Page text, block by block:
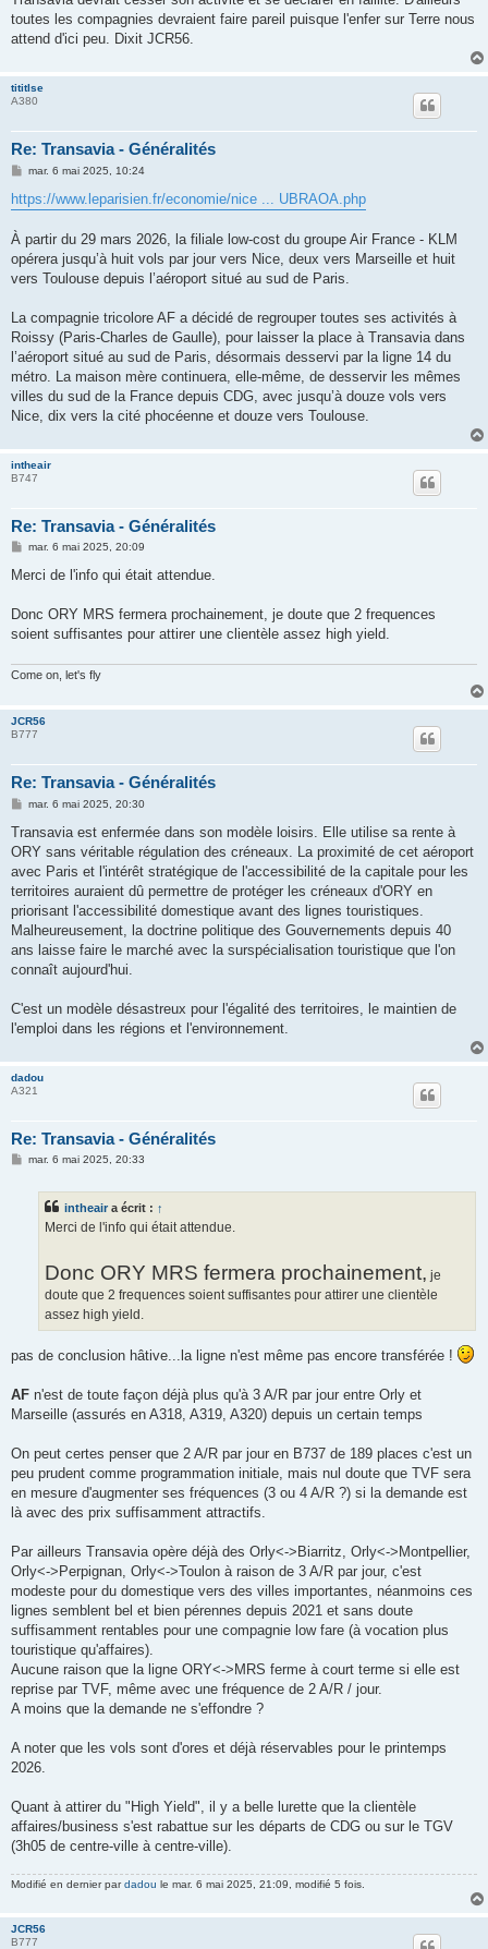
toutes les compagnies devraient faire pareil puisque l'enfer sur Terre nous
attend d'ici peu. Dixit JCR56.
tititlse
A380
Re: Transavia - Généralités
M
s
s
g
e
mar. 6 mai 2025, 10:24
https://www.leparisien.fr/economie/nice ... UBRAOA.php
À partir du 29 mars 2026, la filiale low-cost du groupe Air France - KLM
opérera jusqu’à huit vols par jour vers Nice, deux vers Marseille et huit
vers Toulouse depuis l’aéroport situé au sud de Paris.
La compagnie tricolore AF a décidé de regrouper toutes ses activités à
Roissy (Paris-Charles de Gaulle), pour laisser la place à Transavia dans
l’aéroport situé au sud de Paris, désormais desservi par la ligne 14 du
métro. La maison mère continuera, elle-même, de desservir les mêmes
villes du sud de la France depuis CDG, avec jusqu’à douze vols vers
Nice, dix vers la cité phocéenne et douze vers Toulouse.
intheair
B747
Re: Transavia - Généralités
M
s
g
mar. 6 mai 2025, 20:09
Merci de l'info qui était attendue.
Donc ORY MRS fermera prochainement, je doute que 2 frequences
soient suffisantes pour attirer une clientèle assez high yield.
Come on, let's fly
JCR56
B777
Re: Transavia - Généralités
M
s
a
g
mar. 6 mai 2025, 20:30
Transavia est enfermée dans son modèle loisirs. Elle utilise sa rente à
ORY sans véritable régulation des créneaux. La proximité de cet aéroport
avec Paris et l'intérêt stratégique de l'accessibilité de la capitale pour les
territoires auraient dû permettre de protéger les créneaux d'ORY en
priorisant l'accessibilité domestique avant des lignes touristiques.
Malheureusement, la doctrine politique des Gouvernements depuis 40
ans laisse faire le marché avec la surspécialisation touristique que l'on
connaît aujourd'hui.
C'est un modèle désastreux pour l'égalité des territoires, le maintien de
l'emploi dans les régions et l'environnement.
dadou
A321
Re: Transavia - Généralités
Mmar. 6 mai 2025, 20:33
intheair a écrit : ↑
Merci de l'info qui était attendue.
Donc ORY MRS fermera prochainement, je
doute que 2 frequences soient suffisantes pour attirer une clientèle
assez high yield.
pas de conclusion hâtive...la ligne n'est même pas encore transférée !
AF n'est de toute façon déjà plus qu'à 3 A/R par jour entre Orly et
Marseille (assurés en A318, A319, A320) depuis un certain temps
On peut certes penser que 2 A/R par jour en B737 de 189 places c'est un
peu prudent comme programmation initiale, mais nul doute que TVF sera
en mesure d'augmenter ses fréquences (3 ou 4 A/R ?) si la demande est
là avec des prix suffisamment attractifs.
Par ailleurs Transavia opère déjà des Orly<->Biarritz, Orly<->Montpellier,
Orly<->Perpignan, Orly<->Toulon à raison de 3 A/R par jour, c'est
modeste pour du domestique vers des villes importantes, néanmoins ces
lignes semblent bel et bien pérennes depuis 2021 et sans doute
suffisamment rentables pour une compagnie low fare (à vocation plus
touristique qu'affaires).
Aucune raison que la ligne ORY<->MRS ferme à court terme si elle est
reprise par TVF, même avec une fréquence de 2 A/R / jour.
A moins que la demande ne s'effondre ?
A noter que les vols sont d'ores et déjà réservables pour le printemps
2026.
Quant à attirer du "High Yield", il y a belle lurette que la clientèle
affaires/business s'est rabattue sur les départs de CDG ou sur le TGV
(3h05 de centre-ville à centre-ville).
Modifié en dernier pardadou le mar. 6 mai 2025, 21:09, modifié 5 fois.
JCR56
B777